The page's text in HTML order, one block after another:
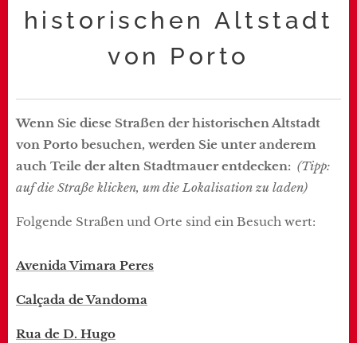
historischen Altstadt
von Porto
Wenn Sie diese Straßen der historischen Altstadt
von Porto besuchen, werden Sie unter anderem
auch Teile der alten Stadtmauer entdecken: (Tipp:
auf die Straße klicken, um die Lokalisation zu laden)
Folgende Straßen und Orte sind ein Besuch wert:
Avenida Vimara Peres
Calçada de Vandoma
Rua de D. Hugo